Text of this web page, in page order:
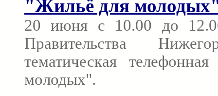
"Жильё для
20 июня с 10.00 до
Правительства
тематическая
молодых".